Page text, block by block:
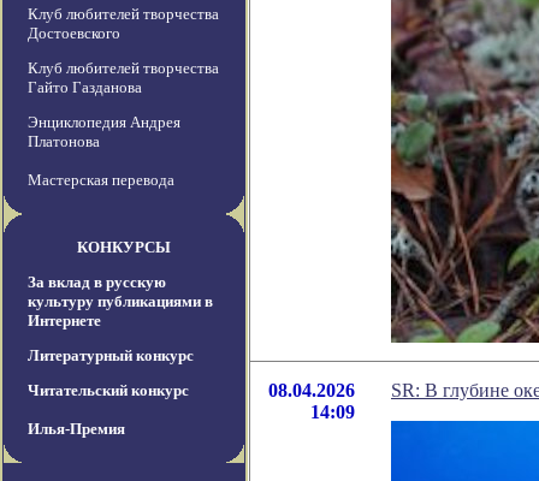
Клуб любителей творчества
Достоевского
Клуб любителей творчества
Гайто Газданова
Энциклопедия Андрея
Платонова
Мастерская перевода
КОНКУРСЫ
За вклад в русскую
культуру публикациями в
Интернете
Литературный конкурс
Читательский конкурс
Илья-Премия
08.04.2026
14:09
SR: В глубине